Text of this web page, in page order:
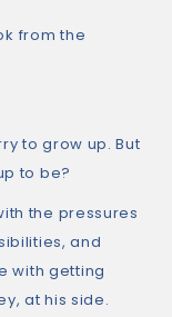
from the
to grow up. But
to be?
the pressures
and
with getting
at his side.